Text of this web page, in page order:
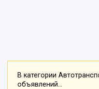
В категории
объявлений...